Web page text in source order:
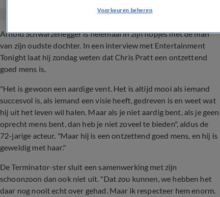
Arnold Schwarzenegger is helemaal in zijn nopjes met de man
van zijn oudste dochter. In een interview met Entertainment
Tonight laat hij zondag weten dat Chris Pratt een ontzettend
goed mens is.
"Het is gewoon een aardige vent. Het is altijd mooi als iemand
succesvol is, als iemand een visie heeft, gedreven is en weet wat
hij uit het leven wil halen. Maar als je niet aardig bent, als je geen
oprecht mens bent, dan heb je niet zoveel te bieden", aldus de
72-jarige acteur. "Maar hij is een ontzettend goed mens, en hij is
geweldig met haar."
De Terminator-ster sluit een samenwerking met zijn
schoonzoon dan ook niet uit. "Dat zou kunnen, we hebben het
daar nog nooit echt over gehad. Maar ik respecteer hem enorm.
Voorkeuren beheren